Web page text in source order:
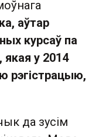
аўтар
курсаў па
якая у 2014
рэгістрацыю,
да зусім